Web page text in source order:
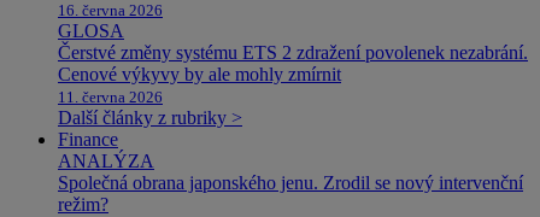
16. června 2026
GLOSA
Čerstvé změny systému ETS 2 zdražení povolenek nezabrání.
Cenové výkyvy by ale mohly zmírnit
11. června 2026
Další články z rubriky >
Finance
ANALÝZA
Společná obrana japonského jenu. Zrodil se nový intervenční
režim?